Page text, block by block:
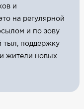
и
на регулярной
и по зову
тыл, поддержку
жители новых